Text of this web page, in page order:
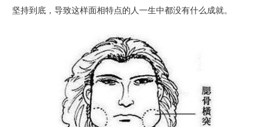
坚持到底，导致这样面相特点的人一生中都没有什么成就。